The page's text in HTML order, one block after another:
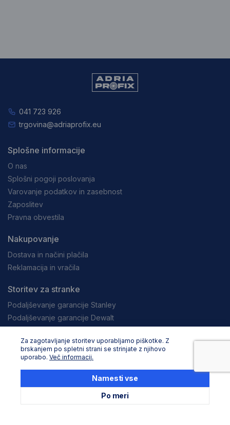
Za zagotavljanje storitev uporabljamo piškotke. Z
brskanjem po spletni strani se strinjate z njihovo
uporabo. Več informacij.
Po meri
Namesti vse
041 723 926
trgovina@adriaprofix.eu
Splošne informacije
O nas
Splošni pogoji poslovanja
Varovanje podatkov in zasebnost
Zaposlitev
Pravna obvestila
Nakupovanje
Dostava in načini plačila
Reklamacija in vračila
Storitev za stranke
Podaljševanje garancije Stanley
Podaljševanje garancije Dewalt
Seznam uradnih servisov
Družite se z nami